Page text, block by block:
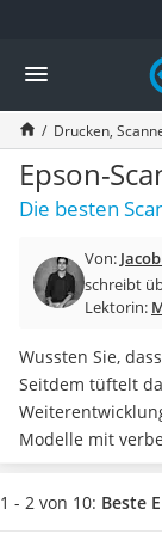
Die beliebtesten
Elektronik
Powerstation
Monitor 32 Zoll 4K
Fernseher
Drucker
Desktop-PC
Diascanner
Laser-
Powerstation mit
Gaming-PC
Soundbar
17-Zoll-Laptop
Satellitenschüssel
Gaming-Headset
Drucken,
Epson-
Die besten
Von:
schreibt
Lektorin:
Wussten Sie,
Seitdem tüftelt
Modelle mit
Tests im Internet
besten und
1 - 2 von 10: Beste